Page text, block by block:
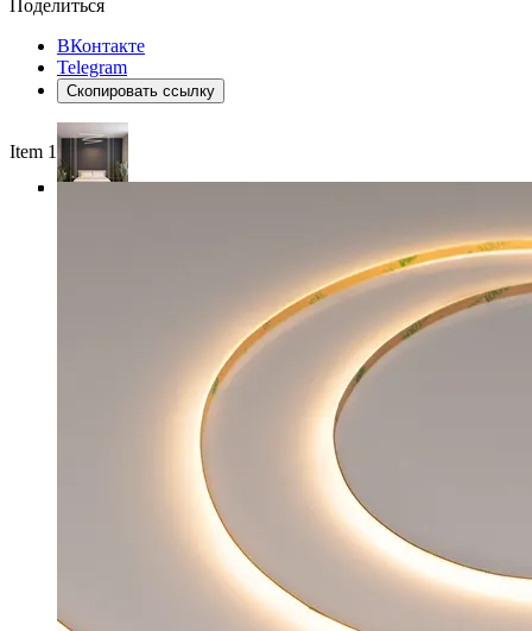
Поделиться
ВКонтакте
Telegram
Скопировать ссылку
Item 1 of 4